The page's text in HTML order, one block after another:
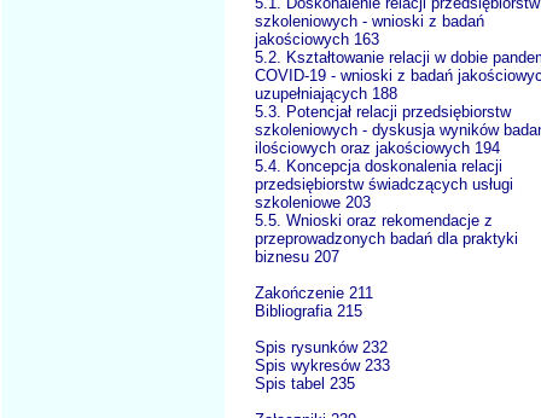
szkoleniowych - wnioski z badań
jakościowych 163
5.2. Kształtowanie relacji w dobie
COVID-19 - wnioski z badań
uzupełniających 188
5.3. Potencjał relacji przedsiębiorstw
szkoleniowych - dyskusja wyników
ilościowych oraz jakościowych 194
5.4. Koncepcja doskonalenia relacji
przedsiębiorstw świadczących usługi
szkoleniowe 203
5.5. Wnioski oraz rekomendacje z
przeprowadzonych badań dla praktyki
biznesu 207
Zakończenie 211
Bibliografia 215
Spis rysunków 232
Spis wykresów 233
Spis tabel 235